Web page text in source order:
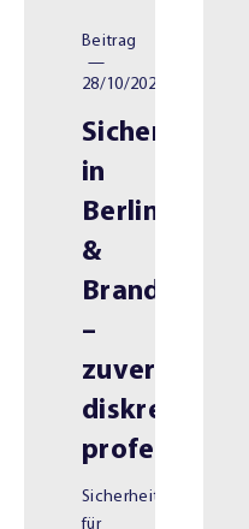
Beitrag
—
28/10/2025
in
Berlin
&
Brandenburg
–
zuverlässig,
diskret,
professionell
Sicherheitskonzepte
für